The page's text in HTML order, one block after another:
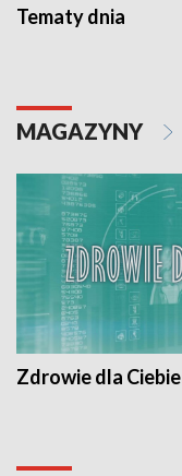
Tematy dnia
MAGAZYNY
Zdrowie dla Ciebie